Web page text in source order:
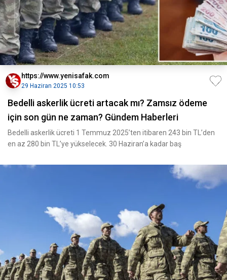
https://www.yenisafak.com
29 Haziran 2025 10:53
Bedelli askerlik ücreti artacak mı? Zamsız ödeme
için son gün ne zaman? Gündem Haberleri
Bedelli askerlik ücreti 1 Temmuz 2025’ten itibaren 243 bin TL’den
en az 280 bin TL’ye yükselecek. 30 Haziran’a kadar baş